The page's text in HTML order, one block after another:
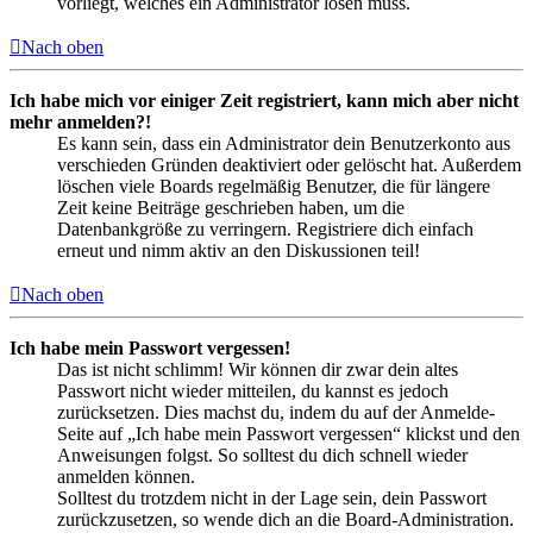
Nach oben
Ich habe mich vor einiger Zeit registriert, kann mich aber nicht
mehr anmelden?!
Es kann sein, dass ein Administrator dein Benutzerkonto aus
verschieden Gründen deaktiviert oder gelöscht hat. Außerdem
löschen viele Boards regelmäßig Benutzer, die für längere
Zeit keine Beiträge geschrieben haben, um die
Datenbankgröße zu verringern. Registriere dich einfach
erneut und nimm aktiv an den Diskussionen teil!
Nach oben
Ich habe mein Passwort vergessen!
Das ist nicht schlimm! Wir können dir zwar dein altes
Passwort nicht wieder mitteilen, du kannst es jedoch
zurücksetzen. Dies machst du, indem du auf der Anmelde-
Seite auf „Ich habe mein Passwort vergessen“ klickst und den
Anweisungen folgst. So solltest du dich schnell wieder
anmelden können.
Solltest du trotzdem nicht in der Lage sein, dein Passwort
zurückzusetzen, so wende dich an die Board-Administration.